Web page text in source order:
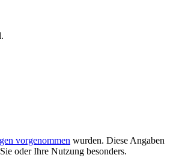
vorgenommen wurden. Diese Angaben
oder Ihre Nutzung besonders.